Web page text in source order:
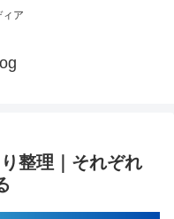
ィア
整理｜それぞれ